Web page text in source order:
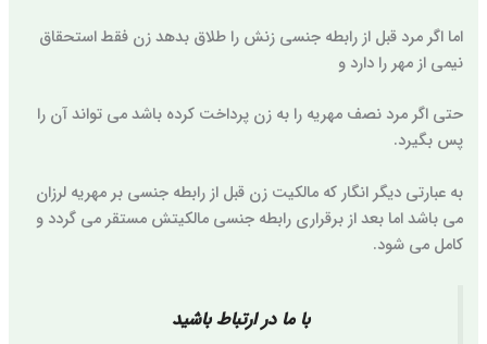
اما اگر مرد قبل از رابطه جنسی زنش را طلاق بدهد زن فقط استحقاق
نیمی از مهر را دارد و
حتی اگر مرد نصف مهریه را به زن پرداخت کرده باشد می تواند آن را
پس بگیرد.
به عبارتی دیگر انگار که مالکیت زن قبل از رابطه جنسی بر مهریه لرزان
می باشد اما بعد از برقراری رابطه جنسی مالکیتش مستقر می گردد و
کامل می شود.
با ما در ارتباط باشید